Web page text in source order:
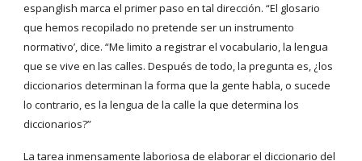
espanglish marca el primer paso en tal dirección. “El glosario
que hemos recopilado no pretende ser un instrumento
normativo’, dice. “Me limito a registrar el vocabulario, la lengua
que se vive en las calles. Después de todo, la pregunta es, ¿los
diccionarios determinan la forma que la gente habla, o sucede
lo contrario, es la lengua de la calle la que determina los
diccionarios?”
La tarea inmensamente laboriosa de elaborar el diccionario del